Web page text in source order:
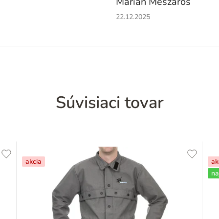
Hodnotenie obchodu je 5 z 5
22.12.2025
Súvisiaci tovar
akcia